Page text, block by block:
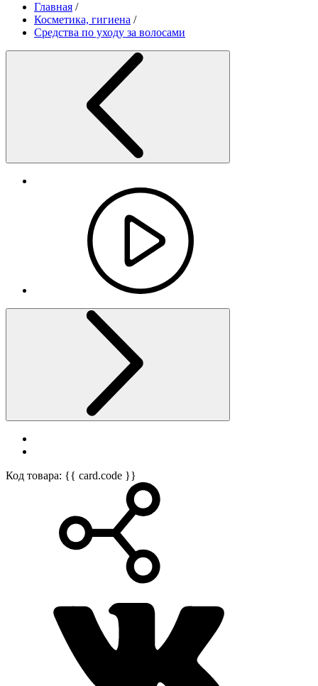
Главная /
Косметика, гигиена /
Средства по уходу за волосами
Код товара: {{ card.code }}